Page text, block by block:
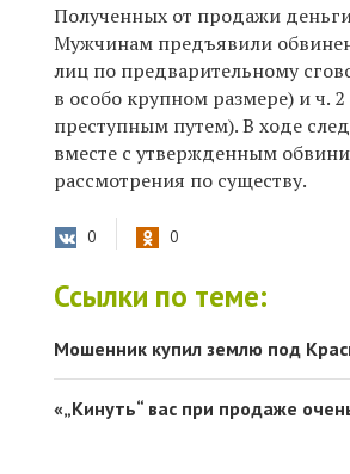
Полученных от продажи
Мужчинам предъявили
лиц по предварительному
в особо крупном размере) и ч.
преступным путем). В ходе
вместе с утвержденным
рассмотрения по существу.
0 0
Ссылки по теме:
Мошенник купил землю под
«„Кинуть“ вас при продаже